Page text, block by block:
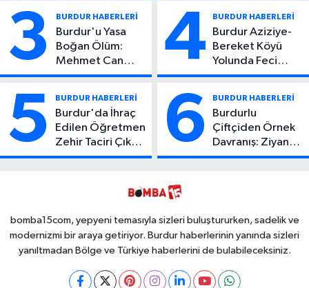
3 BURDUR HABERLERİ
Burdur'u Yasa
Boğan Ölüm:
Mehmet Can
Atıcı Genç Yaşta
4 BURDUR HABERLERİ
Burdur Aziziye-
Bereket Köyü
Yolunda Feci
Kaza: 1 Ölü, 2
5 BURDUR HABERLERİ
Burdur'da İhraç
Edilen Öğretmen
Zehir Taciri Çıktı:
Binlerce
6 BURDUR HABERLERİ
Burdurlu
Çiftçiden Örnek
Davranış: Ziyan
Olmasın Diye
Toplayabilecek
bomba15com, yepyeni temasıyla sizleri buluştururken, sadelik ve
modernizmi bir araya getiriyor. Burdur haberlerinin yanında sizleri
yanıltmadan Bölge ve Türkiye haberlerini de bulabileceksiniz.